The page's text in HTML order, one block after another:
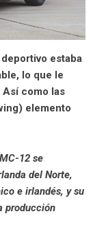
estaba
lo que le
como las
elemento
12 se
del Norte,
e irlandés, y su
producción